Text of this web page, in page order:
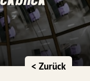
< Zurück